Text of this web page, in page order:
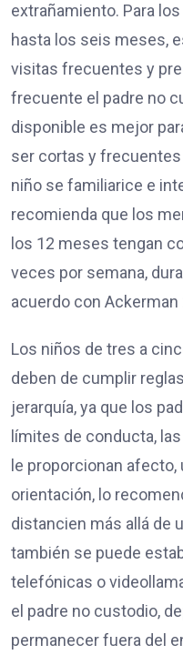
extrañamiento. Para
hasta los seis meses,
visitas frecuentes y
frecuente el padre no
disponible es mejor
ser cortas y frecuentes
niño se familiarice e
recomienda que los
los 12 meses tengan
veces por semana,
acuerdo con Ackerman
Los niños de tres a
deben de cumplir
jerarquía, ya que los
límites de conducta,
le proporcionan
orientación, lo
distancien más allá de
también se puede
telefónicas o
el padre no custodio,
permanecer fuera del